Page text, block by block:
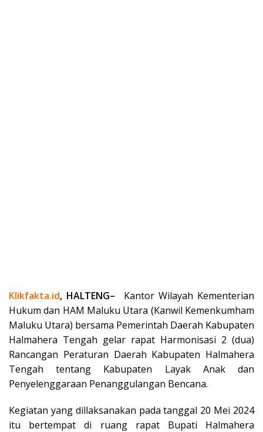
Klikfakta.id, HALTENG– Kantor Wilayah Kementerian
Hukum dan HAM Maluku Utara (Kanwil Kemenkumham
Maluku Utara) bersama Pemerintah Daerah Kabupaten
Halmahera Tengah gelar rapat Harmonisasi 2 (dua)
Rancangan Peraturan Daerah Kabupaten Halmahera
Tengah tentang Kabupaten Layak Anak dan
Penyelenggaraan Penanggulangan Bencana.
Kegiatan yang dillaksanakan pada tanggal 20 Mei 2024
itu bertempat di ruang rapat Bupati Halmahera